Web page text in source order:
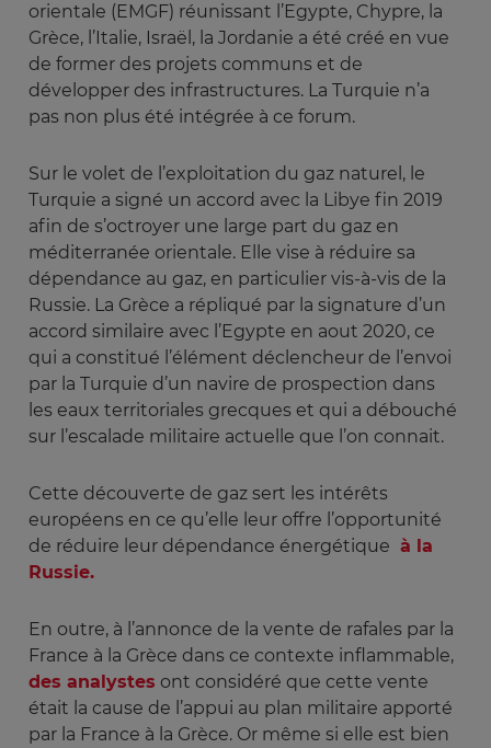
orientale (EMGF) réunissant l’Egypte, Chypre, la
Grèce, l’Italie, Israël, la Jordanie a été créé en vue
de former des projets communs et de
développer des infrastructures. La Turquie n’a
pas non plus été intégrée à ce forum.
Sur le volet de l’exploitation du gaz naturel, le
Turquie a signé un accord avec la Libye fin 2019
afin de s’octroyer une large part du gaz en
méditerranée orientale. Elle vise à réduire sa
dépendance au gaz, en particulier vis-à-vis de la
Russie. La Grèce a répliqué par la signature d’un
accord similaire avec l’Egypte en aout 2020, ce
qui a constitué l’élément déclencheur de l’envoi
par la Turquie d’un navire de prospection dans
les eaux territoriales grecques et qui a débouché
sur l’escalade militaire actuelle que l’on connait.
Cette découverte de gaz sert les intérêts
européens en ce qu’elle leur offre l’opportunité
de réduire leur dépendance énergétique à la
Russie.
En outre, à l’annonce de la vente de rafales par la
France à la Grèce dans ce contexte inflammable,
des analystes ont considéré que cette vente
était la cause de l’appui au plan militaire apporté
par la France à la Grèce. Or même si elle est bien